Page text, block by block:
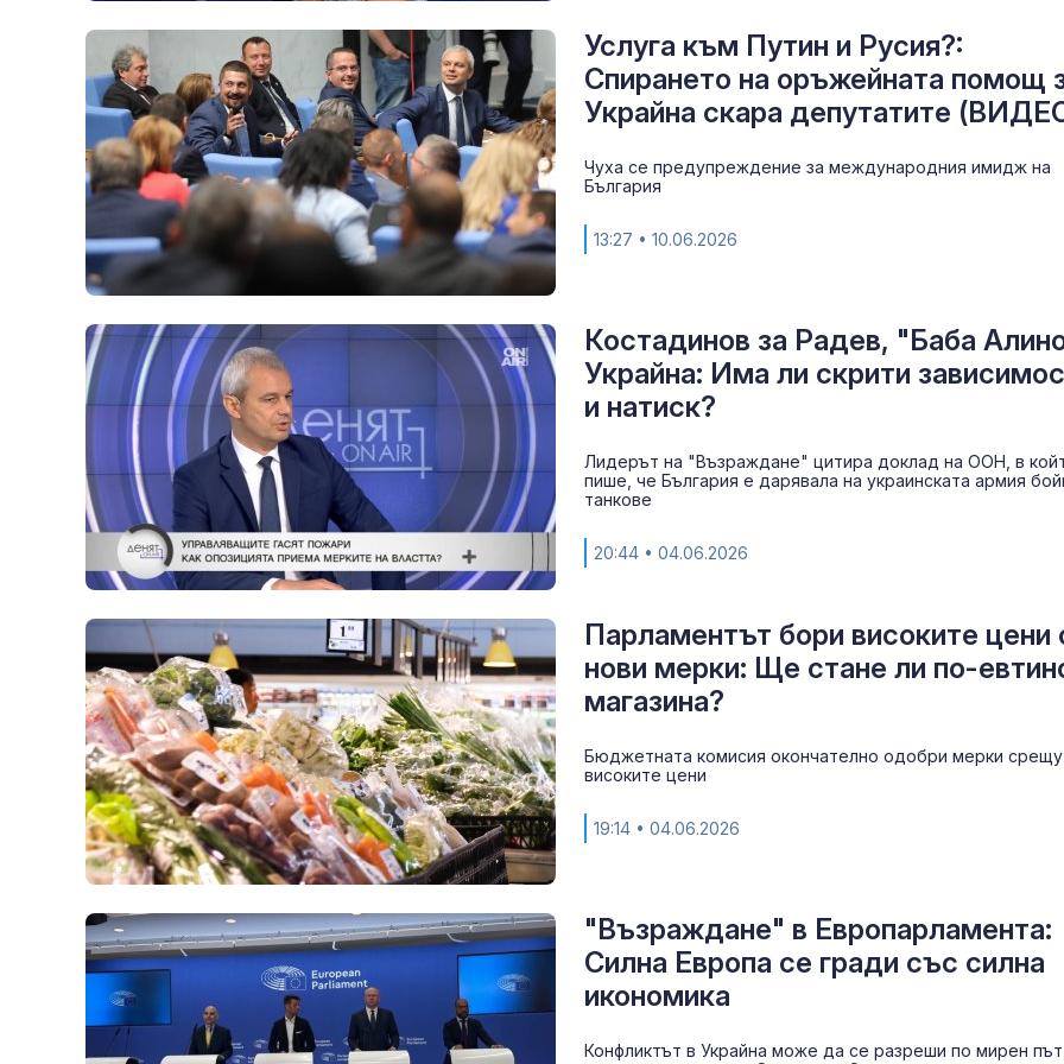
Услуга към Путин и Русия?:
Спирането на оръжейната помощ
Украйна скара депутатите
Чуха се предупреждение за международния имидж на
България
13:27 • 10.06.2026
Костадинов за Радев, "Баба
Украйна: Има ли скрити
и натиск?
Лидерът на "Възраждане" цитира доклад на ООН, в
пише, че България е дарявала на украинската армия
танкове
20:44 • 04.06.2026
Парламентът бори високите цени
нови мерки: Ще стане ли по-
магазина?
Бюджетната комисия окончателно одобри мерки срещу
високите цени
19:14 • 04.06.2026
"Възраждане" в Европарламента:
Силна Европа се гради със силна
икономика
Конфликтът в Украйна може да се разреши по мирен